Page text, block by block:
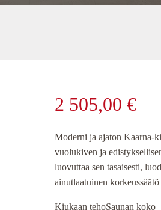
2 505,00 €
Moderni ja ajaton Kaarna-
vuolukiven ja
luovuttaa sen tasaisesti,
ainutlaatuinen
Kiukaan tehoSaunan koko